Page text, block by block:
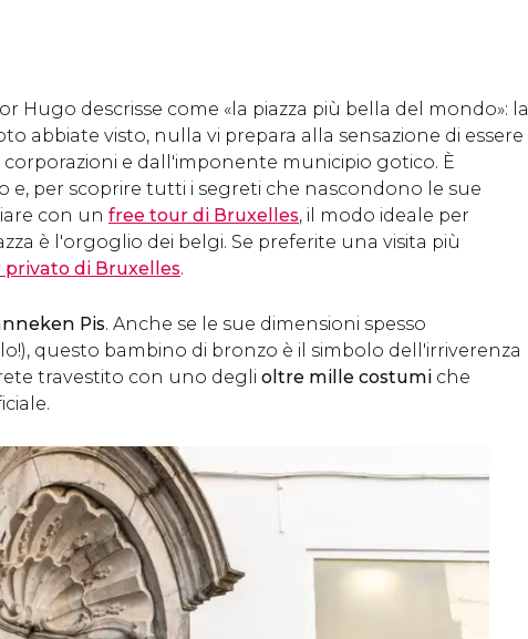
Hugo descrisse come «la piazza più bella del mondo»: la
abbiate visto, nulla vi prepara alla sensazione di essere
e dall'imponente municipio gotico. È
e, per scoprire tutti i segreti che nascondono le sue
con un free tour di Bruxelles, il modo ideale per
è l'orgoglio dei belgi. Se preferite una visita più
di Bruxelles.
Pis. Anche se le sue dimensioni spesso
questo bambino di bronzo è il simbolo dell'irriverenza
travestito con uno degli oltre mille costumi che